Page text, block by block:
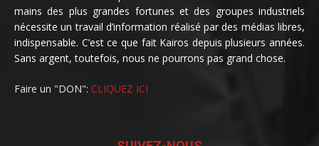
mains des plus grandes fortunes et des groupes industriels
nécessite un travail d’information réalisé par des médias libres,
indispensable. C’est ce que fait Kairos depuis plusieurs années.
Sans argent, toutefois, nous ne pourrons pas grand chose.
Faire un "DON": CLIQUEZ ICI